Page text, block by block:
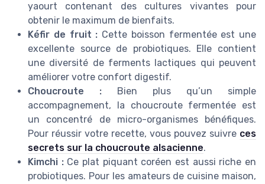
yaourt contenant des cultures vivantes pour
obtenir le maximum de bienfaits.
Kéfir de fruit : Cette boisson fermentée est une
excellente source de probiotiques. Elle contient
une diversité de ferments lactiques qui peuvent
améliorer votre confort digestif.
Choucroute : Bien plus qu’un simple
accompagnement, la choucroute fermentée est
un concentré de micro-organismes bénéfiques.
Pour réussir votre recette, vous pouvez suivre ces
secrets sur la choucroute alsacienne.
Kimchi :Ce plat piquant coréen est aussi riche en
probiotiques. Pour les amateurs de cuisine maison,